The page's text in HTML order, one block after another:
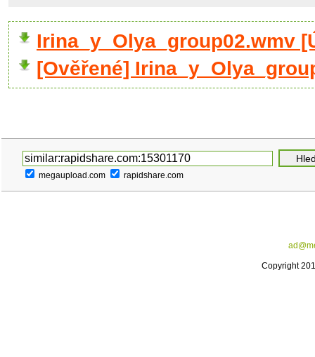
Irina_y_Olya_group02.wmv
[Ověřené]
megaupload.com rapidshare.com
Copyright